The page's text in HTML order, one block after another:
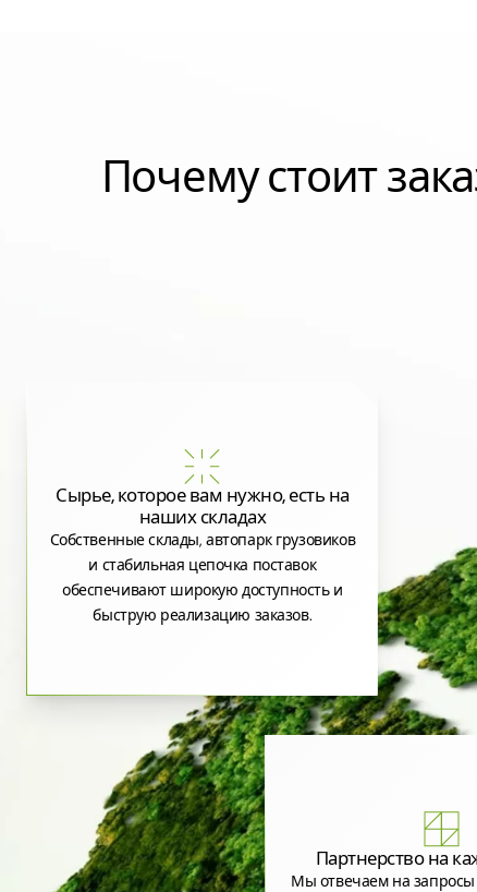
Почему стоит
Сырье, которое вам нужно, есть на
наших складах
Собственные склады, автопарк грузовиков
и стабильная цепочка поставок
обеспечивают широкую доступность и
быструю реализацию заказов.
Партнерство на
Мы отвечаем на